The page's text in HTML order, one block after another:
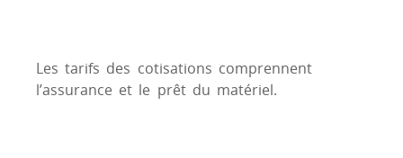
Les tarifs des cotisations comprennent
l’assurance et le prêt du matériel.